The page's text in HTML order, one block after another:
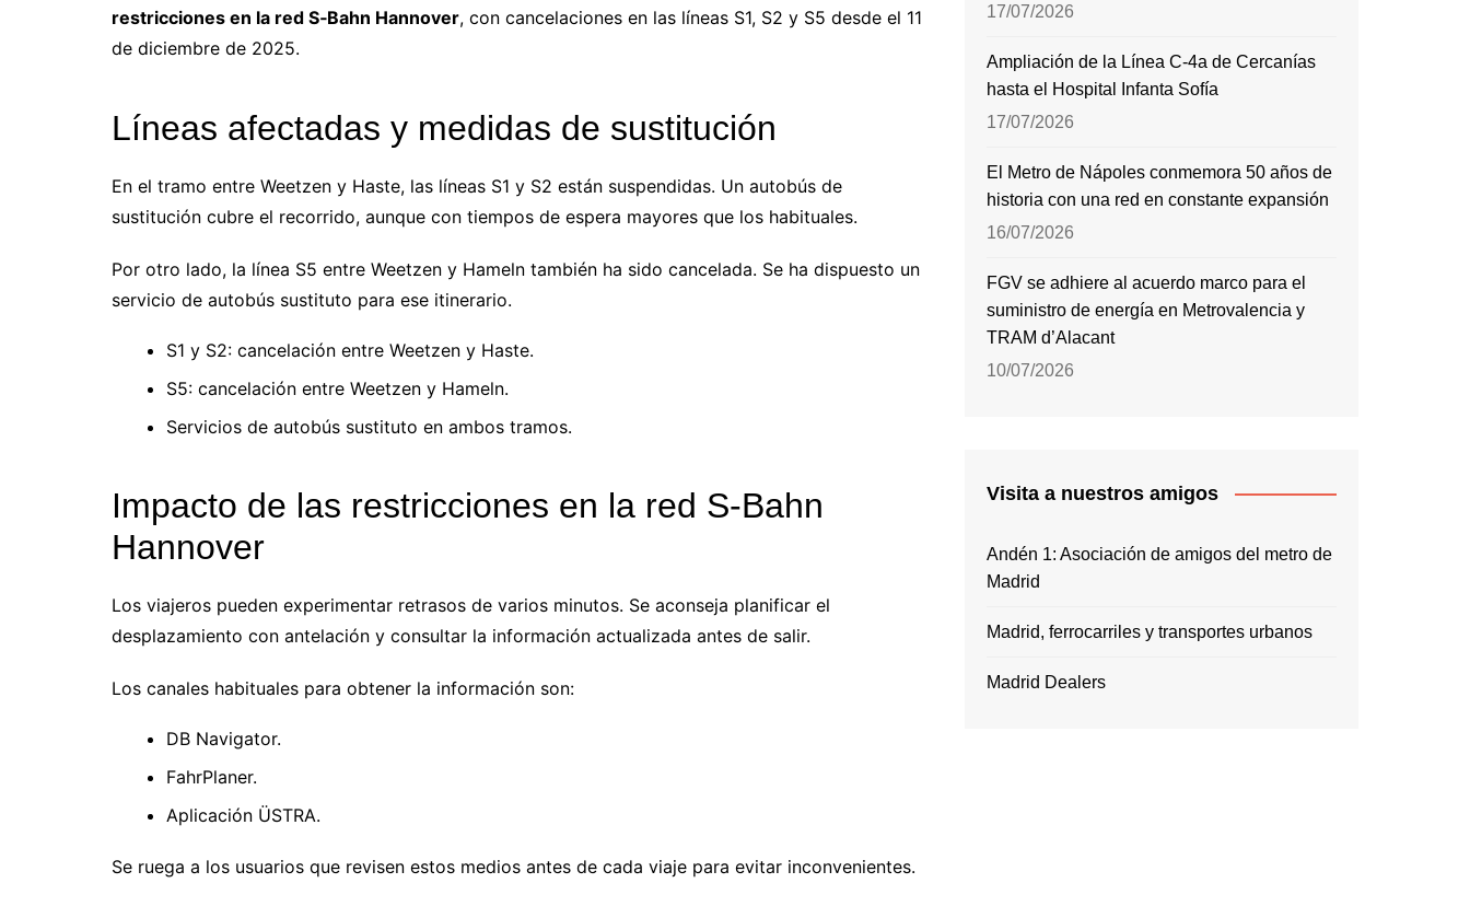
restricciones en la red S‑Bahn Hannover, con cancelaciones en las líneas S1, S2 y S5 desde el 11
de diciembre de 2025.
Líneas afectadas y medidas de sustitución
En el tramo entre Weetzen y Haste, las líneas S1 y S2 están suspendidas. Un autobús de
sustitución cubre el recorrido, aunque con tiempos de espera mayores que los habituales.
Por otro lado, la línea S5 entre Weetzen y Hameln también ha sido cancelada. Se ha dispuesto un
servicio de autobús sustituto para ese itinerario.
S1 y S2: cancelación entre Weetzen y Haste.
S5: cancelación entre Weetzen y Hameln.
Servicios de autobús sustituto en ambos tramos.
Impacto de las restricciones en la red S‑Bahn
Hannover
Los viajeros pueden experimentar retrasos de varios minutos. Se aconseja planificar el
desplazamiento con antelación y consultar la información actualizada antes de salir.
Los canales habituales para obtener la información son:
DB Navigator.
FahrPlaner.
Aplicación ÜSTRA.
Se ruega a los usuarios que revisen estos medios antes de cada viaje para evitar inconvenientes.
17/07/2026
Ampliación de la Línea C-4a de Cercanías
hasta el Hospital Infanta Sofía
17/07/2026
El Metro de Nápoles conmemora 50 años de
historia con una red en constante expansión
16/07/2026
FGV se adhiere al acuerdo marco para el
suministro de energía en Metrovalencia y
TRAM d’Alacant
10/07/2026
Visita a nuestros amigos
Andén 1: Asociación de amigos del metro de
Madrid
Madrid, ferrocarriles y transportes urbanos
Madrid Dealers